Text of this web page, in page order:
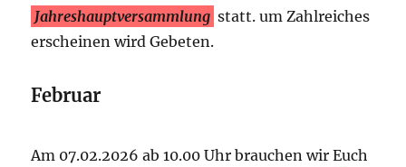
Jahreshauptversammlung statt. um Zahlreiches
erscheinen wird Gebeten.
Februar
Am 07.02.2026 ab 10.00 Uhr brauchen wir Euch